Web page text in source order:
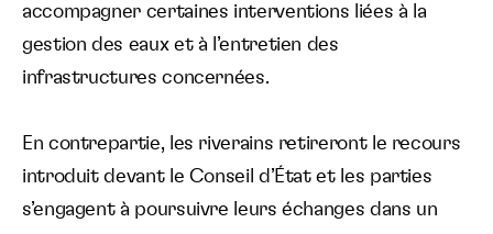
accompagner certaines interventions liées à la
gestion des eaux et à l’entretien des
infrastructures concernées.
En contrepartie, les riverains retireront le recours
introduit devant le Conseil d’État et les parties
s’engagent à poursuivre leurs échanges dans un